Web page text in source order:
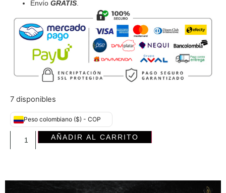
Envío GRATIS.
7 disponibles
Peso colombiano ($) - COP
AÑADIR AL CARRITO